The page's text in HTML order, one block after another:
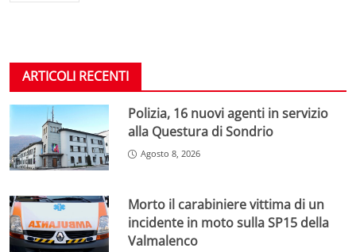
ARTICOLI RECENTI
Polizia, 16 nuovi agenti in servizio
alla Questura di Sondrio
Agosto 8, 2026
Morto il carabiniere vittima di un
incidente in moto sulla SP15 della
Valmalenco